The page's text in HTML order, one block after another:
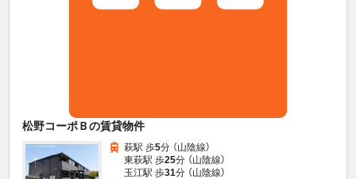
松野コーポＢの賃貸物件
萩駅 歩5分 （山陰線）
東萩駅 歩25分 （山陰線）
玉江駅 歩31分 （山陰線）